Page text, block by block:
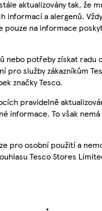
aktualizovány tak, že
informací a alergenů.
pouze na informace
nebo potřeby získat radu
pro služby zákazníkům
značky Tesco.
pravidelně
informace. To však
pro osobní použití a
Tesco Stores